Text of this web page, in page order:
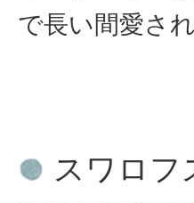
で長い間愛さ
スワロフ